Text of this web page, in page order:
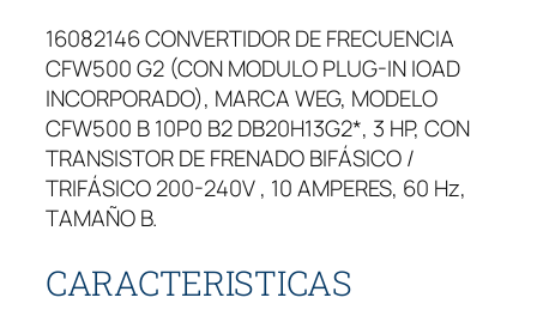
16082146 CONVERTIDOR DE FRECUENCIA
CFW500 G2 (CON MODULO PLUG-IN IOAD
INCORPORADO), MARCA WEG, MODELO
CFW500 B 10P0 B2 DB20H13G2*, 3 HP, CON
TRANSISTOR DE FRENADO BIFÁSICO /
TRIFÁSICO 200-240V , 10 AMPERES, 60 Hz,
TAMAÑO B.
CARACTERISTICAS